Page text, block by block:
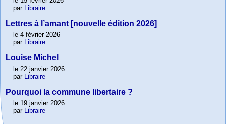
par Libraire
Lettres à l’amant [nouvelle édition 2026]
le 4 février 2026
par Libraire
Louise Michel
le 22 janvier 2026
par Libraire
Pourquoi la commune libertaire ?
le 19 janvier 2026
par Libraire